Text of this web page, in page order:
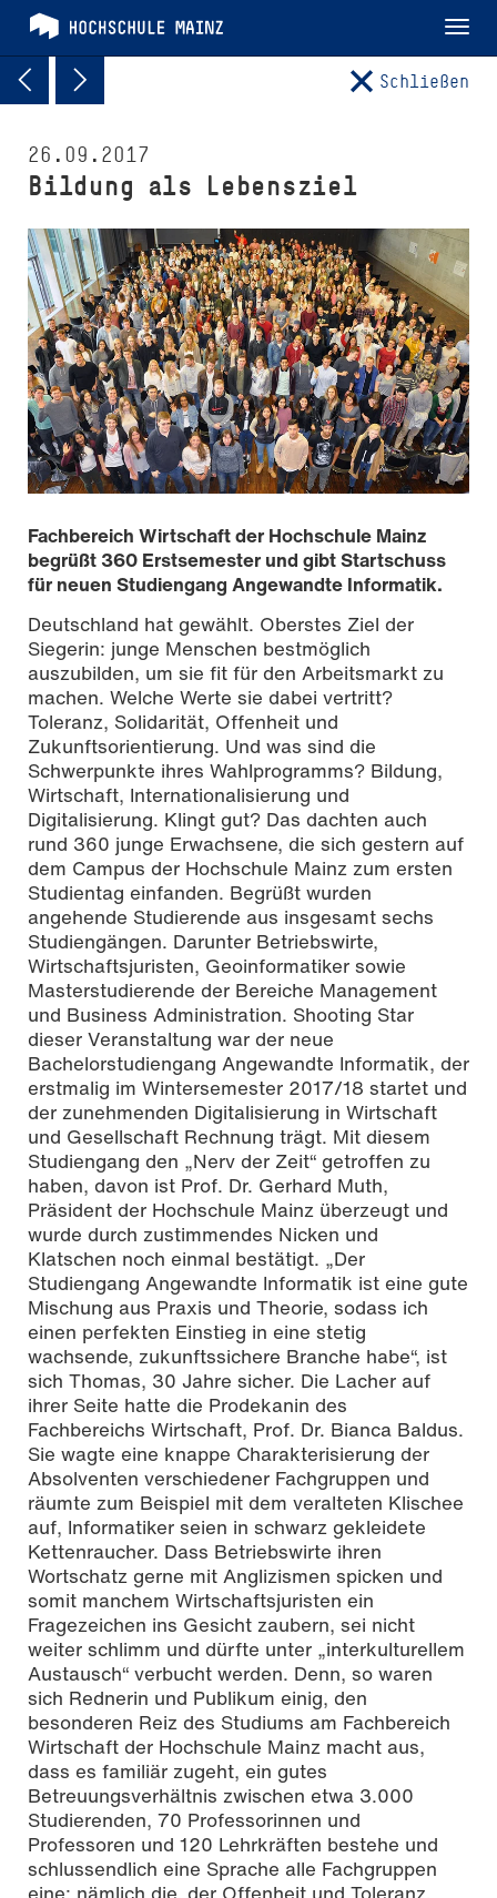
Schließen
26.09.2017
Bildung als Lebensziel
Fachbereich Wirtschaft der Hochschule Mainz
begrüßt 360 Erstsemester und gibt Startschuss
für neuen Studiengang Angewandte Informatik.
Deutschland hat gewählt. Oberstes Ziel der
Siegerin: junge Menschen bestmöglich
auszubilden, um sie fit für den Arbeitsmarkt zu
machen. Welche Werte sie dabei vertritt?
Toleranz, Solidarität, Offenheit und
Zukunftsorientierung. Und was sind die
Schwerpunkte ihres Wahlprogramms? Bildung,
Wirtschaft, Internationalisierung und
Digitalisierung. Klingt gut? Das dachten auch
rund 360 junge Erwachsene, die sich gestern auf
dem Campus der Hochschule Mainz zum ersten
Studientag einfanden. Begrüßt wurden
angehende Studierende aus insgesamt sechs
Studiengängen. Darunter Betriebswirte,
Wirtschaftsjuristen, Geoinformatiker sowie
Masterstudierende der Bereiche Management
und Business Administration. Shooting Star
dieser Veranstaltung war der neue
Bachelorstudiengang Angewandte Informatik, der
erstmalig im Wintersemester 2017/18 startet und
der zunehmenden Digitalisierung in Wirtschaft
und Gesellschaft Rechnung trägt. Mit diesem
Studiengang den „Nerv der Zeit“ getroffen zu
haben, davon ist Prof. Dr. Gerhard Muth,
Präsident der Hochschule Mainz überzeugt und
wurde durch zustimmendes Nicken und
Klatschen noch einmal bestätigt. „Der
Studiengang Angewandte Informatik ist eine gute
Mischung aus Praxis und Theorie, sodass ich
einen perfekten Einstieg in eine stetig
wachsende, zukunftssichere Branche habe“, ist
sich Thomas, 30 Jahre sicher. Die Lacher auf
ihrer Seite hatte die Prodekanin des
Fachbereichs Wirtschaft, Prof. Dr. Bianca Baldus.
Sie wagte eine knappe Charakterisierung der
Absolventen verschiedener Fachgruppen und
räumte zum Beispiel mit dem veralteten Klischee
auf, Informatiker seien in schwarz gekleidete
Kettenraucher. Dass Betriebswirte ihren
Wortschatz gerne mit Anglizismen spicken und
somit manchem Wirtschaftsjuristen ein
Fragezeichen ins Gesicht zaubern, sei nicht
weiter schlimm und dürfte unter „interkulturellem
Austausch“ verbucht werden. Denn, so waren
sich Rednerin und Publikum einig, den
besonderen Reiz des Studiums am Fachbereich
Wirtschaft der Hochschule Mainz macht aus,
dass es familiär zugeht, ein gutes
Betreuungsverhältnis zwischen etwa 3.000
Studierenden, 70 Professorinnen und
Professoren und 120 Lehrkräften bestehe und
schlussendlich eine Sprache alle Fachgruppen